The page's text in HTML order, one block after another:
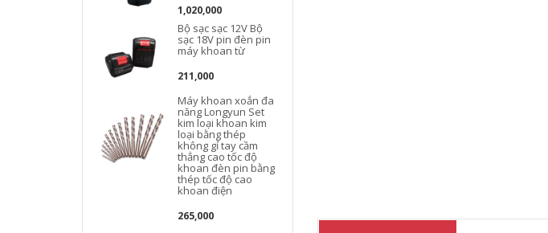
1,020,000
Bộ sạc sạc 12V Bộ
sạc 18V pin đèn pin
máy khoan từ
211,000
Máy khoan xoắn đa
năng Longyun Set
kim loại khoan kim
loại bằng thép
không gỉ tay cầm
thẳng cao tốc độ
khoan đèn pin bằng
thép tốc độ cao
khoan điện
265,000